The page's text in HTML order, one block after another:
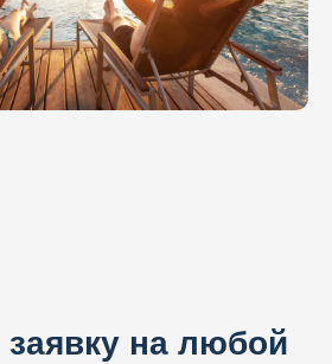
заявку на любой